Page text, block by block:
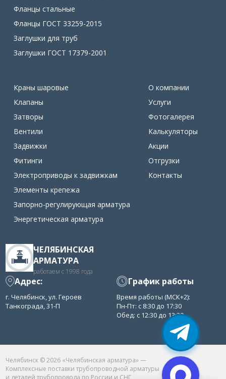
Фланцы стальные
Фланцы ГОСТ 33259-2015
Заглушки для труб
Заглушки ГОСТ 17379-2001
Краны шаровые
Клапаны
Затворы
Вентили
Задвижки
Фитинги
Электроприводы к задвижкам
Элементы крепежа
Запорно-регулирующая арматура
Энергетическая арматура
О компании
Услуги
Фотогалерея
Калькуляторы
Акции
Отгрузки
Контакты
ЧЕЛЯБИНСКАЯ
АРМАТУРА
работаем с 1998 года
Адрес:
г. Челябинск, ул. Героев
Танкограда, 31-П
График работы
Время работы (МСК+2):
Пн-Пт: с 8:30 до 17:30
Обед: с 12:30 до 13:30
Челябинск © 2026 «Челябинская арматура» —
Комплексные поставки трубопроводной арматуры